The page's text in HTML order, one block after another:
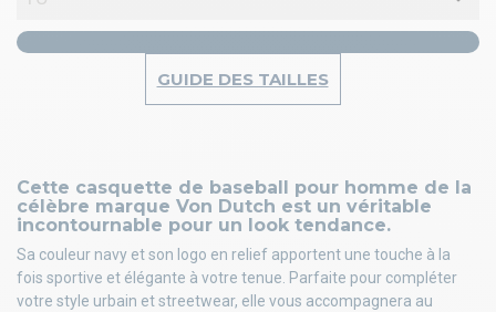
Cette casquette de baseball pour homme de la
célèbre marque Von Dutch est un véritable
incontournable pour un look tendance.
Sa couleur navy et son logo en relief apportent une touche à la
fois sportive et élégante à votre tenue. Parfaite pour compléter
votre style urbain et streetwear, elle vous accompagnera au
GUIDE DES TAILLES